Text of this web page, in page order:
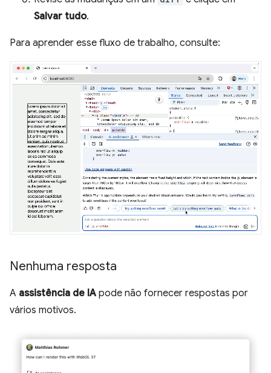
Salvar tudo.
Para aprender esse fluxo de trabalho, consulte:
Nenhuma resposta
A assistência de IA pode não fornecer respostas por
vários motivos.